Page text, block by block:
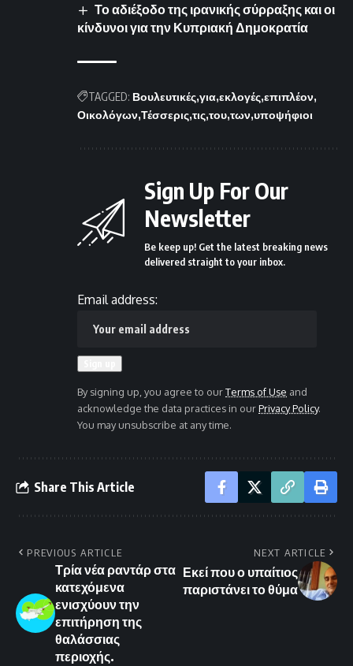
Το αδιέξοδο της ιρανικής σύρραξης και οι
κίνδυνοι για την Κυπριακή Δημοκρατία
TAGGED: Βουλευτικές για εκλογές επιπλέον
Οικολόγων Τέσσερις τις του των υποψήφιοι
Sign Up For Our
Newsletter
Be keep up! Get the latest breaking news
delivered straight to your inbox.
Email address:
By signing up, you agree to ourTerms of Use and
acknowledge the data practices in ourPrivacy Policy.
You may unsubscribe at any time.
Share This Article
PREVIOUS ARTICLE
Τρία νέα ραντάρ στα
κατεχόμενα
ενισχύουν την
επιτήρηση της
θαλάσσιας
περιοχής.
NEXT ARTICLE
Εκεί που ο υπαίτιος
παριστάνει το θύμα